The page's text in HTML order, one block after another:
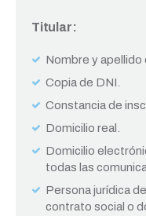
Titular:
Nombre y apellido
Copia de DNI.
Constancia de
Domicilio real.
Domicilio
todas las
Persona jurídica
contrato social o